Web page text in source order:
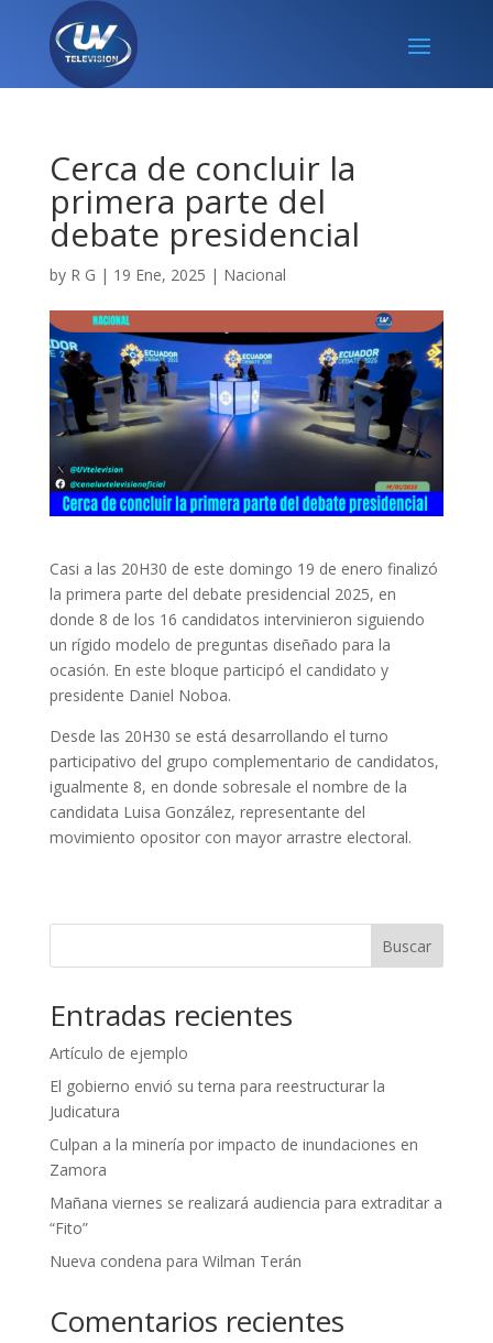
Cerca de concluir la
primera parte del
debate presidencial
by R G | 19 Ene, 2025 | Nacional
Casi a las 20H30 de este domingo 19 de enero finalizó
la primera parte del debate presidencial 2025, en
donde 8 de los 16 candidatos intervinieron siguiendo
un rígido modelo de preguntas diseñado para la
ocasión. En este bloque participó el candidato y
presidente Daniel Noboa.
Desde las 20H30 se está desarrollando el turno
participativo del grupo complementario de candidatos,
igualmente 8, en donde sobresale el nombre de la
candidata Luisa González, representante del
movimiento opositor con mayor arrastre electoral.
Buscar
Entradas recientes
Artículo de ejemplo
El gobierno envió su terna para reestructurar la
Judicatura
Culpan a la minería por impacto de inundaciones en
Zamora
Mañana viernes se realizará audiencia para extraditar a
“Fito”
Nueva condena para Wilman Terán
Comentarios recientes